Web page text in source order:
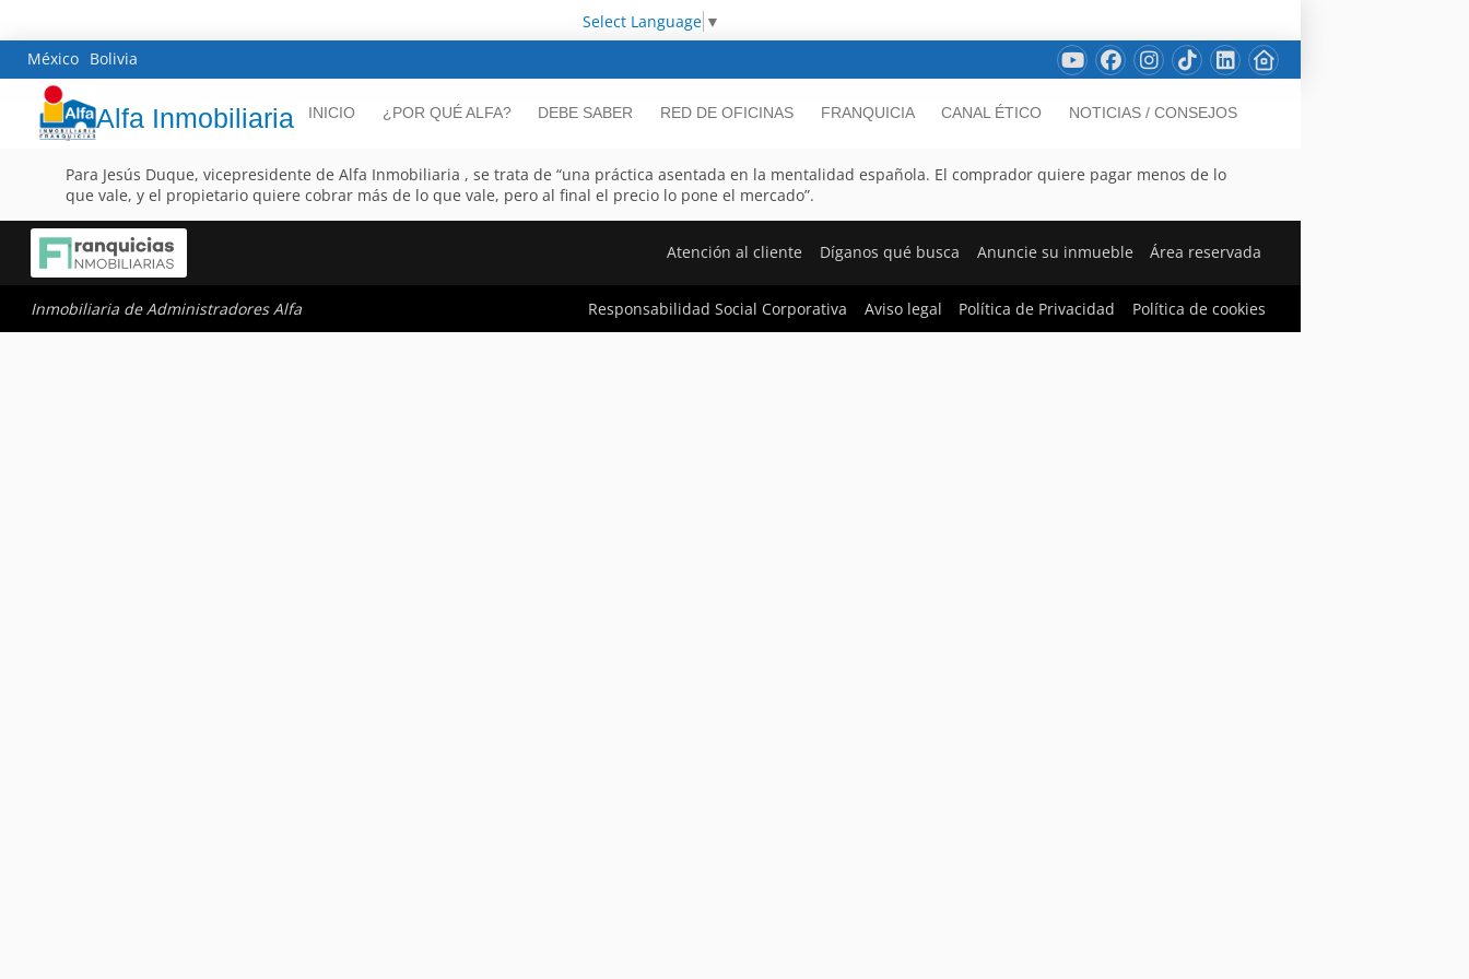
Select Language ▼
México Bolivia
Alfa Inmobiliaria INICIO ¿POR QUÉ ALFA? DEBE SABER RED DE OFICINAS FRANQUICIA CANAL ÉTICO NOTICIAS / CONSEJOS
Para Jesús Duque, vicepresidente de Alfa Inmobiliaria , se trata de “una práctica asentada en la mentalidad española. El comprador quiere pagar menos de lo
que vale, y el propietario quiere cobrar más de lo que vale, pero al final el precio lo pone el mercado”.
Atención al cliente Díganos qué busca Anuncie su inmueble Área reservada
Inmobiliaria de Administradores Alfa Responsabilidad Social Corporativa Aviso legal Política de Privacidad Política de cookies